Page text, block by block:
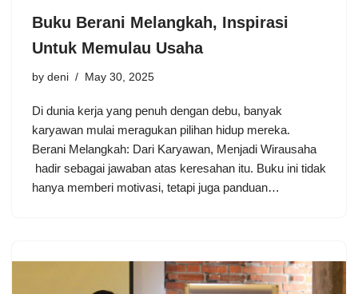
Buku Berani Melangkah, Inspirasi
Untuk Memulau Usaha
by deni May 30, 2025
Di dunia kerja yang penuh dengan debu, banyak
karyawan mulai meragukan pilihan hidup mereka.
Berani Melangkah: Dari Karyawan, Menjadi Wirausaha
hadir sebagai jawaban atas keresahan itu. Buku ini tidak
hanya memberi motivasi, tetapi juga panduan…